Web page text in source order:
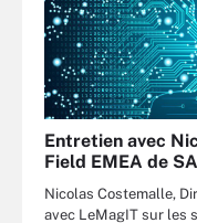
Entretien avec
Field EMEA de
Nicolas Costemalle,
avec LeMagIT sur les